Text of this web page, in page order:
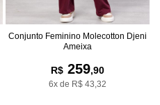
Conjunto Feminino Molecotton Djeni
Ameixa
R$ 259,90
6x de R$ 43,32